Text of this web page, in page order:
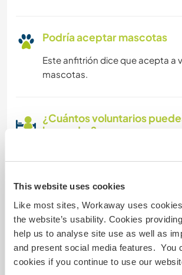
This website uses cookies
Like most sites, Workaway uses
the website’s usability. Cookies
help us to analyse site use as well as
and present social media features. You
cookies if you continue to use our
Podría aceptar mascotas
Este anfitrión dice que acepta a
mascotas.
¿Cuántos voluntarios
hospedar?